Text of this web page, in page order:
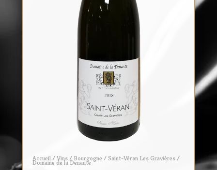
Accueil/Vins/ Bourgogne / Saint-Véran Les Gravières /
Domaine de la Denante